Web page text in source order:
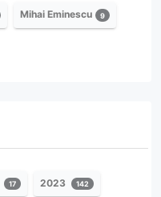
Mihai Eminescu 9
17 2023 142